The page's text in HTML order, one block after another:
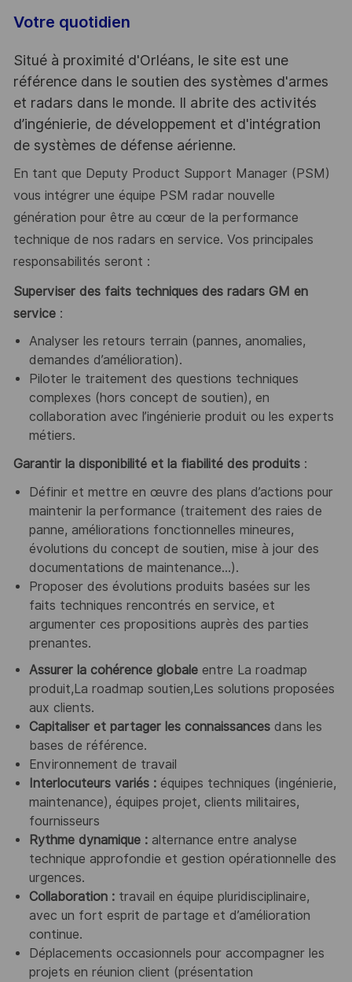
Votre quotidien
Situé à proximité d'Orléans, le site est une
référence dans le soutien des systèmes d'armes
et radars dans le monde. Il abrite des activités
d’ingénierie, de développement et d'intégration
de systèmes de défense aérienne.
En tant que Deputy Product Support Manager (PSM)
vous intégrer une équipe PSM radar nouvelle
génération pour être au cœur de la performance
technique de nos radars en service. Vos principales
responsabilités seront :
Superviser des faits techniques des radars GM en
service:
Analyser les retours terrain (pannes, anomalies,
demandes d’amélioration).
Piloter le traitement des questions techniques
complexes (hors concept de soutien), en
collaboration avec l’ingénierie produit ou les experts
métiers.
Garantir la disponibilité et la fiabilité des produits:
Définir et mettre en œuvre des plans d’actions pour
maintenir la performance (traitement des raies de
panne, améliorations fonctionnelles mineures,
évolutions du concept de soutien, mise à jour des
documentations de maintenance…).
Proposer des évolutions produits basées sur les
faits techniques rencontrés en service, et
argumenter ces propositions auprès des parties
prenantes.
Assurer la cohérence globale entre La roadmap
produit,La roadmap soutien,Les solutions proposées
aux clients.
Capitaliser et partager les connaissances dans les
bases de référence.
Environnement de travail
Interlocuteurs variés : équipes techniques (ingénierie,
maintenance), équipes projet, clients militaires,
fournisseurs
Rythme dynamique : alternance entre analyse
technique approfondie et gestion opérationnelle des
urgences.
Collaboration : travail en équipe pluridisciplinaire,
avec un fort esprit de partage et d’amélioration
continue.
Déplacements occasionnels pour accompagner les
projets en réunion client (présentation